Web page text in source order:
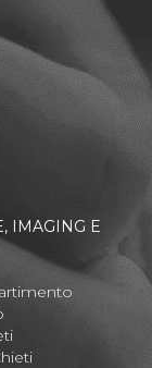
IMAGING E